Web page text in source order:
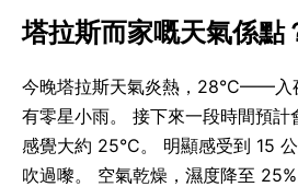
塔拉斯而家嘅天氣係點
今晚塔拉斯天氣炎熱，28°C——入
有零星小雨。 接下來一段時間預計
感覺大約 25°C。 明顯感受到 15
吹過嚟。 空氣乾燥，濕度降至 25%